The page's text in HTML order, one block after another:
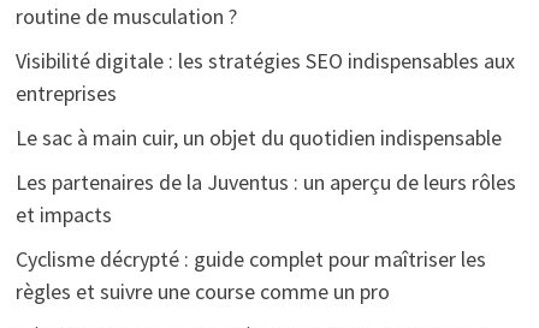
routine de musculation ?
Visibilité digitale : les stratégies SEO indispensables aux
entreprises
Le sac à main cuir, un objet du quotidien indispensable
Les partenaires de la Juventus : un aperçu de leurs rôles
et impacts
Cyclisme décrypté : guide complet pour maîtriser les
règles et suivre une course comme un pro